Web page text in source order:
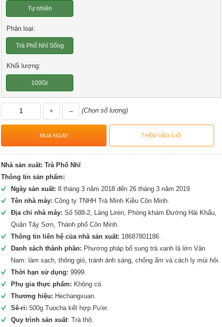
Tự nhiên
Phân loại:
Trà Phổ Nhĩ Sống
Khối lượng:
100Gr
+ – (Chọn số lượng)
Nhà sản xuất: Trà Phổ Nhĩ
Thông tin sản phẩm:
Ngày sản xuất:8 tháng 3 năm 2018 đến 26 tháng 3 năm 2019
Tên nhà máy: Công ty TNHH Trà Minh Kiều Côn Minh.
Địa chỉ nhà máy:Số 588-2, Làng Liren, Phòng khám Đường Hải Khẩu,
Quận Tây Sơn, Thành phố Côn Minh.
Thông tin liên hệ của nhà sản xuất: 18687801186.
Danh sách thành phần: Phương pháp bổ sung trà xanh lá lớn Vân
Nam: làm sạch, thông gió, tránh ánh sáng, chống ẩm và cách ly mùi hôi.
Thời hạn sử dụng: 9999.
Phụ gia thực phẩm: Không có.
Thương hiệu: Hechangxuan.
Sê-ri: 500g Tuocha kết hợp Pu'er.
Quy trình sản xuất: Trà thô.